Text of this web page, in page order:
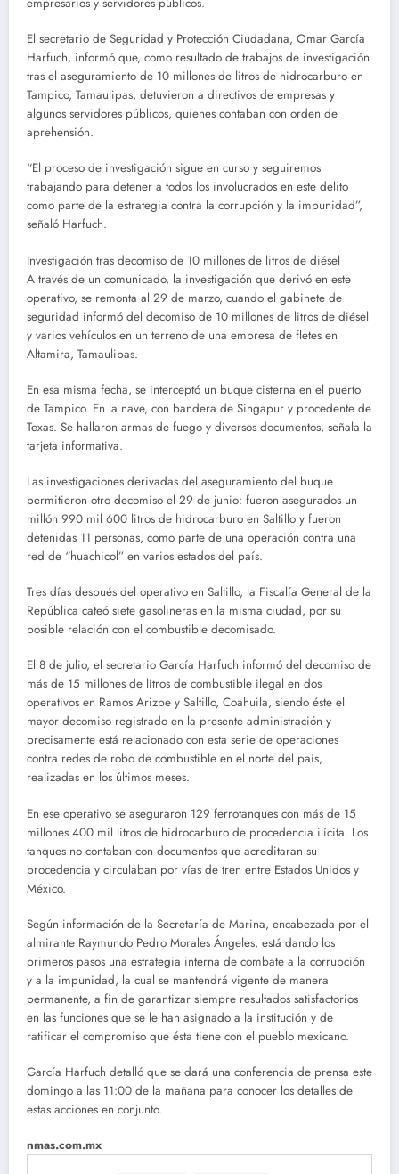
El secretario de Seguridad y Protección Ciudadana, Omar García
Harfuch, informó que, como resultado de trabajos de investigación
tras el aseguramiento de 10 millones de litros de hidrocarburo en
Tampico, Tamaulipas, detuvieron a directivos de empresas y
algunos servidores públicos, quienes contaban con orden de
aprehensión.
“El proceso de investigación sigue en curso y seguiremos
trabajando para detener a todos los involucrados en este delito
como parte de la estrategia contra la corrupción y la impunidad”,
señaló Harfuch.
Investigación tras decomiso de 10 millones de litros de diésel
A través de un comunicado, la investigación que derivó en este
operativo, se remonta al 29 de marzo, cuando el gabinete de
seguridad informó del decomiso de 10 millones de litros de diésel
y varios vehículos en un terreno de una empresa de fletes en
Altamira, Tamaulipas.
En esa misma fecha, se interceptó un buque cisterna en el puerto
de Tampico. En la nave, con bandera de Singapur y procedente de
Texas. Se hallaron armas de fuego y diversos documentos, señala la
tarjeta informativa.
Las investigaciones derivadas del aseguramiento del buque
permitieron otro decomiso el 29 de junio: fueron asegurados un
millón 990 mil 600 litros de hidrocarburo en Saltillo y fueron
detenidas 11 personas, como parte de una operación contra una
red de “huachicol” en varios estados del país.
Tres días después del operativo en Saltillo, la Fiscalía General de la
República cateó siete gasolineras en la misma ciudad, por su
posible relación con el combustible decomisado.
El 8 de julio, el secretario García Harfuch informó del decomiso de
más de 15 millones de litros de combustible ilegal en dos
operativos en Ramos Arizpe y Saltillo, Coahuila, siendo éste el
mayor decomiso registrado en la presente administración y
precisamente está relacionado con esta serie de operaciones
contra redes de robo de combustible en el norte del país,
realizadas en los últimos meses.
En ese operativo se aseguraron 129 ferrotanques con más de 15
millones 400 mil litros de hidrocarburo de procedencia ilícita. Los
tanques no contaban con documentos que acreditaran su
procedencia y circulaban por vías de tren entre Estados Unidos y
México.
Según información de la Secretaría de Marina, encabezada por el
almirante Raymundo Pedro Morales Ángeles, está dando los
primeros pasos una estrategia interna de combate a la corrupción
y a la impunidad, la cual se mantendrá vigente de manera
permanente, a fin de garantizar siempre resultados satisfactorios
en las funciones que se le han asignado a la institución y de
ratificar el compromiso que ésta tiene con el pueblo mexicano.
García Harfuch detalló que se dará una conferencia de prensa este
domingo a las 11:00 de la mañana para conocer los detalles de
estas acciones en conjunto.
nmas.com.mx